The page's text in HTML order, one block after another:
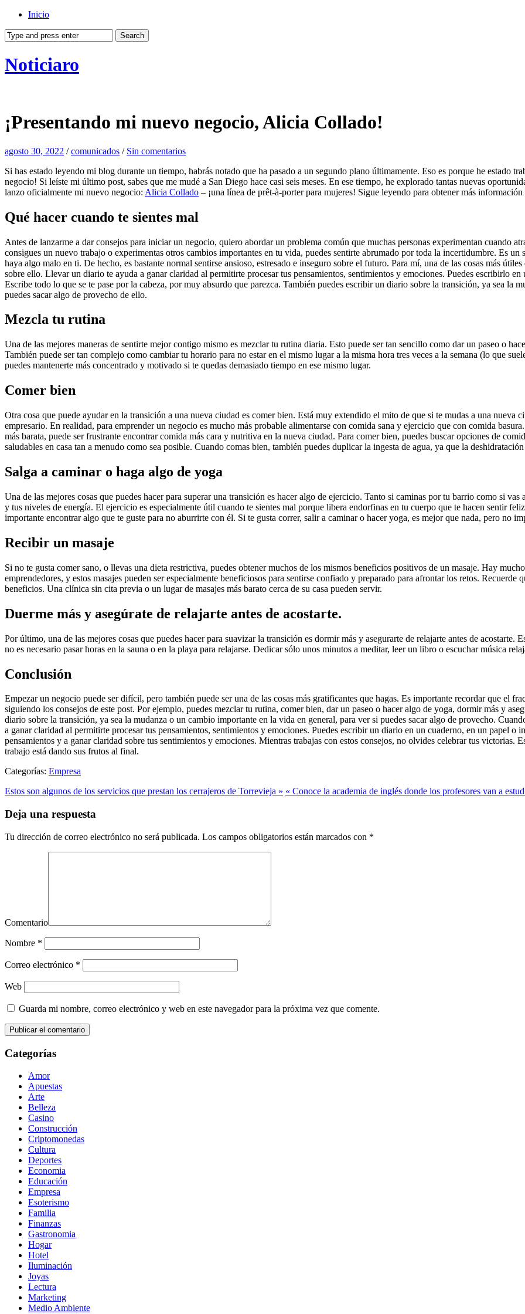
Inicio
Noticiaro
¡Presentando mi nuevo negocio, Alicia Collado!
agosto 30, 2022 /comunicados / Sin comentarios
Si has estado leyendo mi blog durante un tiempo, habrás notado que ha pasado a un segundo plano últimamente. Eso es porque he estado
negocio! Si leíste mi último post, sabes que me mudé a San Diego hace casi seis meses. En ese tiempo, he explorado tantas nuevas
lanzo oficialmente mi nuevo negocio: Alicia Collado – ¡una línea de prêt-à-porter para mujeres! Sigue leyendo para obtener más información
Qué hacer cuando te sientes mal
Antes de lanzarme a dar consejos para iniciar un negocio, quiero abordar un problema común que muchas personas experimentan cuando
consigues un nuevo trabajo o experimentas otros cambios importantes en tu vida, puedes sentirte abrumado por toda la incertidumbre. Es
haya algo malo en ti. De hecho, es bastante normal sentirse ansioso, estresado e inseguro sobre el futuro. Para mí, una de las cosas más
sobre ello. Llevar un diario te ayuda a ganar claridad al permitirte procesar tus pensamientos, sentimientos y emociones. Puedes escribirlo
Escribe todo lo que se te pase por la cabeza, por muy absurdo que parezca. También puedes escribir un diario sobre la transición, ya sea la
puedes sacar algo de provecho de ello.
Mezcla tu rutina
Una de las mejores maneras de sentirte mejor contigo mismo es mezclar tu rutina diaria. Esto puede ser tan sencillo como dar un paseo o
También puede ser tan complejo como cambiar tu horario para no estar en el mismo lugar a la misma hora tres veces a la semana (lo que
puedes mantenerte más concentrado y motivado si te quedas demasiado tiempo en ese mismo lugar.
Comer bien
Otra cosa que puede ayudar en la transición a una nueva ciudad es comer bien. Está muy extendido el mito de que si te mudas a una nueva
empresario. En realidad, para emprender un negocio es mucho más probable alimentarse con comida sana y ejercicio que con comida
más barata, puede ser frustrante encontrar comida más cara y nutritiva en la nueva ciudad. Para comer bien, puedes buscar opciones de
saludables en casa tan a menudo como sea posible. Cuando comas bien, también puedes duplicar la ingesta de agua, ya que la
Salga a caminar o haga algo de yoga
Una de las mejores cosas que puedes hacer para superar una transición es hacer algo de ejercicio. Tanto si caminas por tu barrio como si
y tus niveles de energía. El ejercicio es especialmente útil cuando te sientes mal porque libera endorfinas en tu cuerpo que te hacen sentir
importante encontrar algo que te guste para no aburrirte con él. Si te gusta correr, salir a caminar o hacer yoga, es mejor que nada, pero no
Recibir un masaje
Si no te gusta comer sano, o llevas una dieta restrictiva, puedes obtener muchos de los mismos beneficios positivos de un masaje. Hay
emprendedores, y estos masajes pueden ser especialmente beneficiosos para sentirse confiado y preparado para afrontar los retos. Recuerde
beneficios. Una clínica sin cita previa o un lugar de masajes más barato cerca de su casa pueden servir.
Duerme más y asegúrate de relajarte antes de acostarte.
Por último, una de las mejores cosas que puedes hacer para suavizar la transición es dormir más y asegurarte de relajarte antes de acostarte.
no es necesario pasar horas en la sauna o en la playa para relajarse. Dedicar sólo unos minutos a meditar, leer un libro o escuchar música
Conclusión
Empezar un negocio puede ser difícil, pero también puede ser una de las cosas más gratificantes que hagas. Es importante recordar que el
siguiendo los consejos de este post. Por ejemplo, puedes mezclar tu rutina, comer bien, dar un paseo o hacer algo de yoga, dormir más y
diario sobre la transición, ya sea la mudanza o un cambio importante en la vida en general, para ver si puedes sacar algo de provecho.
a ganar claridad al permitirte procesar tus pensamientos, sentimientos y emociones. Puedes escribir un diario en un cuaderno, en un papel o
pensamientos y a ganar claridad sobre tus sentimientos y emociones. Mientras trabajas con estos consejos, no olvides celebrar tus victorias.
trabajo está dando sus frutos al final.
Categorías: Empresa
Estos son algunos de los servicios que prestan los cerrajeros de Torrevieja » « Conoce la academia de inglés donde los profesores van a
Deja una respuesta
Tu dirección de correo electrónico no será publicada. Los campos obligatorios están marcados con *
Comentario
Nombre *
Correo electrónico *
Web
Guarda mi nombre, correo electrónico y web en este navegador para la próxima vez que comente.
Categorías
Amor
Apuestas
Arte
Belleza
Casino
Construcción
Criptomonedas
Cultura
Deportes
Economia
Educación
Empresa
Esoterismo
Familia
Finanzas
Gastronomia
Hogar
Hotel
Iluminación
Joyas
Lectura
Marketing
Medio Ambiente